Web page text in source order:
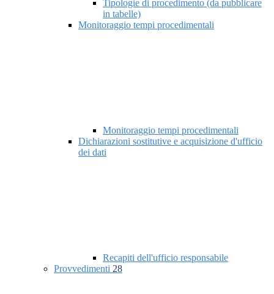
Tipologie di procedimento (da pubblicare
in tabelle)
Monitoraggio tempi procedimentali
Monitoraggio tempi procedimentali
Dichiarazioni sostitutive e acquisizione d'ufficio
dei dati
Recapiti dell'ufficio responsabile
Provvedimenti 28